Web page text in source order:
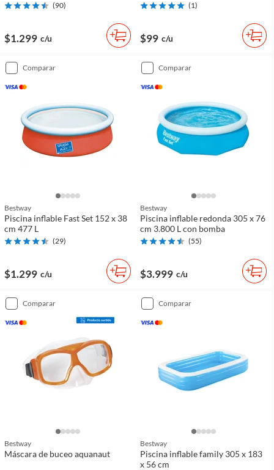
(90)
$1.299 c/u
(1)
$99 c/u
comparar
Bestway
Piscina inflable Fast Set 152 x 38
cm 477 L
(29)
$1.299 c/u
comparar
Bestway
Piscina inflable redonda 305 x 76
cm 3.800 L con bomba
(55)
$3.999 c/u
comparar
Bestway
Máscara de buceo aquanaut
comparar
Bestway
Piscina inflable family 305 x 183
x 56 cm